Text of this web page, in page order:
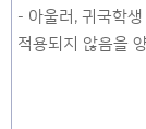
- 아울러, 귀국학
적용되지 않음을